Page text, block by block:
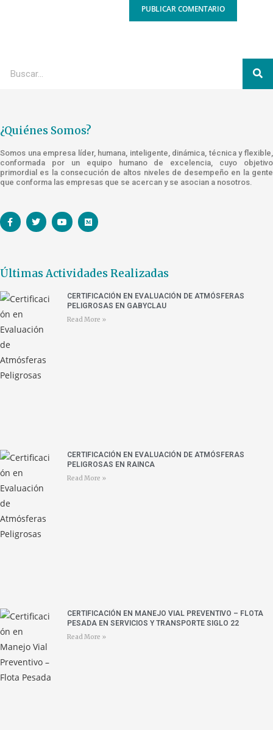
¿Quiénes Somos?
Somos una empresa líder, humana, inteligente, dinámica, técnica y flexible,
conformada por un equipo humano de excelencia, cuyo objetivo
primordial es la consecución de altos niveles de desempeño en la gente
que conforma las empresas que se acercan y se asocian a nosotros.
Últimas Actividades Realizadas
CERTIFICACIÓN EN EVALUACIÓN DE ATMÓSFERAS
PELIGROSAS EN GABYCLAU
Read More »
CERTIFICACIÓN EN EVALUACIÓN DE ATMÓSFERAS
PELIGROSAS EN RAINCA
Read More »
CERTIFICACIÓN EN MANEJO VIAL PREVENTIVO – FLOTA
PESADA EN SERVICIOS Y TRANSPORTE SIGLO 22
Read More »